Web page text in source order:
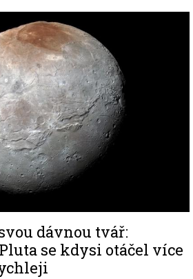
dávnou tvář:
se kdysi otáčel více